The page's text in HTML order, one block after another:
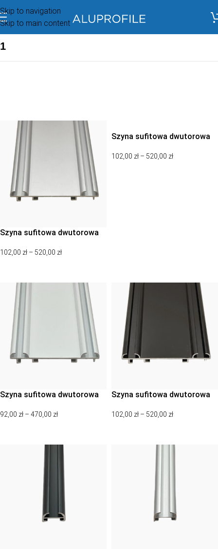
Skip to navigation
Skip to main content
1
Szyna podtynkowa P100
Konfiguruj
Szyna sufitowa dwutorowa
dwutorowy natynkowy –
102,00 zł – 520,00 zł
Szyna sufitowa dwutorowa
dwutorowy natynkowy –
102,00 zł – 520,00 zł
Szyna sufitowa dwutorowa
dwutorowy natynkowy – biały
92,00 zł – 470,00 zł
Szyna sufitowa dwutorowa
dwutorowy natynkowy –
102,00 zł – 520,00 zł